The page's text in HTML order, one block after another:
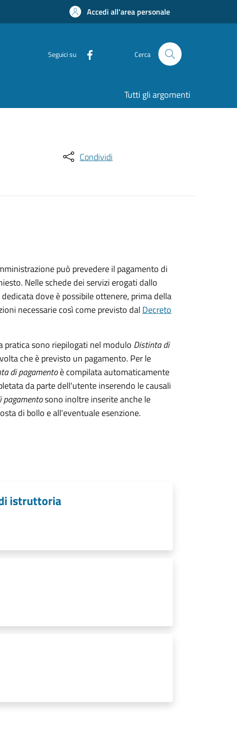
Accedi all'area personale
Seguici su Cerca
Tutti gli argomenti
Condividi
può prevedere il pagamento di
Nelle schede dei servizi erogati dallo
dove è possibile ottenere, prima della
necessarie così come previsto dal Decreto
pratica sono riepilogati nel modulo Distinta di
che è previsto un pagamento. Per le
di pagamentoè compilata automaticamente
da parte dell'utente inserendo le causali
sono inoltre inserite anche le
di bollo e all'eventuale esenzione.
istruttoria